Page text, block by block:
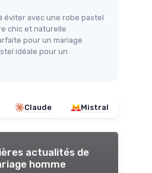
éviter avec une robe pastel
chic et naturelle
pour un mariage
idéale pour un
Claude Mistral
actualités de
homme